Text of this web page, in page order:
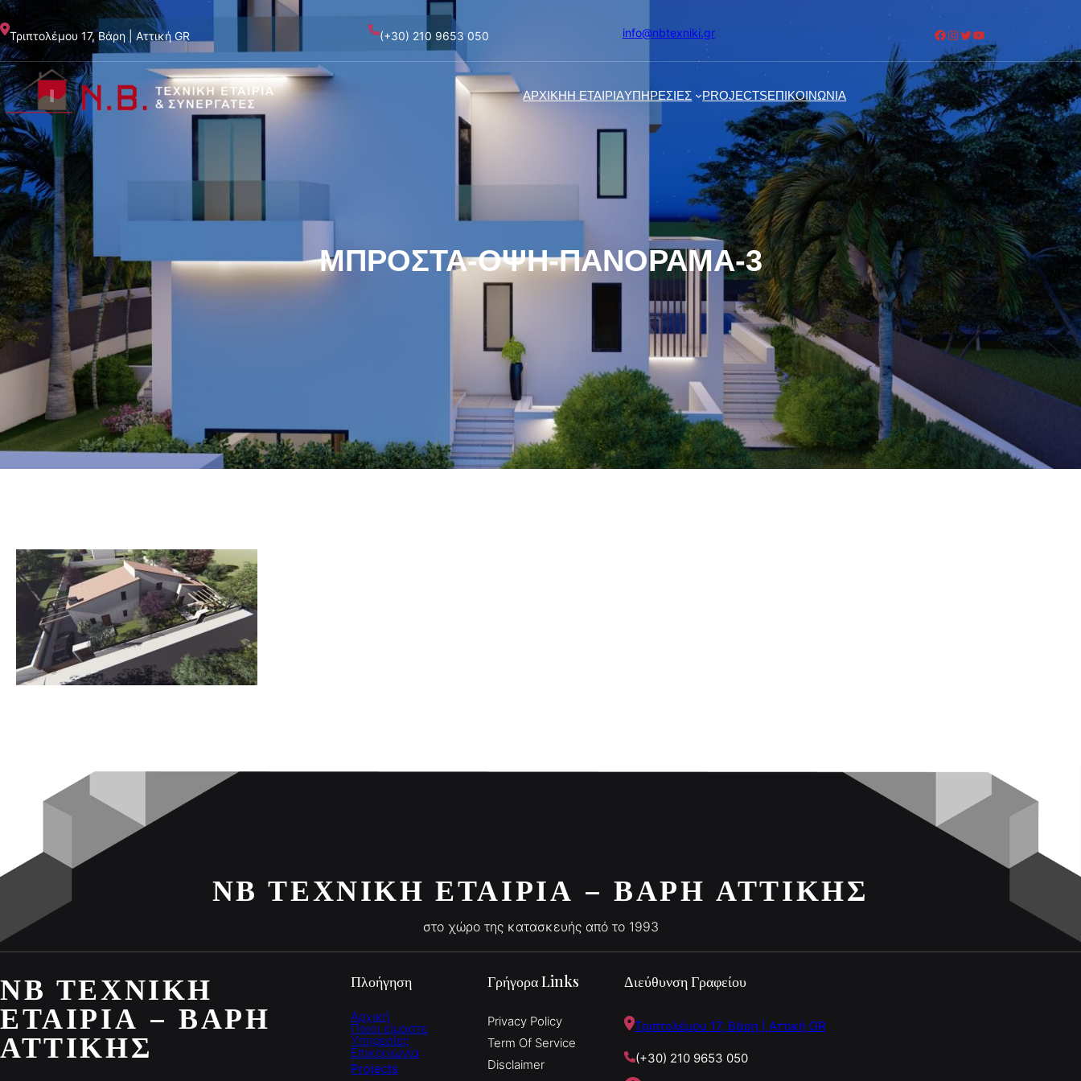
Μετάβαση
στο
περιεχόμενο
Τριπτολέμου 17, Βάρη | Αττική GR (+30) 210 9653 050 info@nbtexniki.gr Facebook Instagram Twitter YouTube
AΡΧΙΚΗΗ ΕΤΑΙΡΙΑΥΠΗΡΕΣΙΕΣ PROJECTSΕΠΙΚΟΙΝΩΝΙΑ
ΜΠΡΟΣΤΑ-ΟΨΗ-ΠΑΝΟΡΑΜΑ-3
ΝΒ ΤΕΧΝΙΚΉ ΕΤΑΙΡΊΑ – ΒΆΡΗ ΑΤΤΙΚΉΣ
στο χώρο της κατασκευής από το 1993
ΝΒ ΤΕΧΝΙΚΉ
ΕΤΑΙΡΊΑ – ΒΆΡΗ
ΑΤΤΙΚΉΣ
Πλοήγηση
Αρχική
Ποιοι είμαστε
Υπηρεσίες
Επικοινωνία
Projects
Γρήγορα Links
Privacy Policy
Term Of Service
Disclaimer
Διεύθυνση Γραφείου
Τριπτολέμου 17, Βάρη | Αττική GR
(+30) 210 9653 050